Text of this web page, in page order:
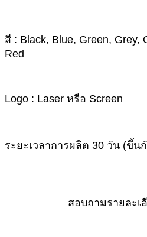
สี : Black, Blue, Green, Grey,
Red
Logo : Laser หรือ Screen
ระยะเวลาการผลิต 30 วัน (ขึ้น
สอบถามรายละเ